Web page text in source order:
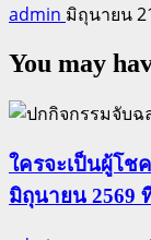
admin มิถุนายน
You may
ใครจะเป็นผู้โช
มิถุนายน 2569